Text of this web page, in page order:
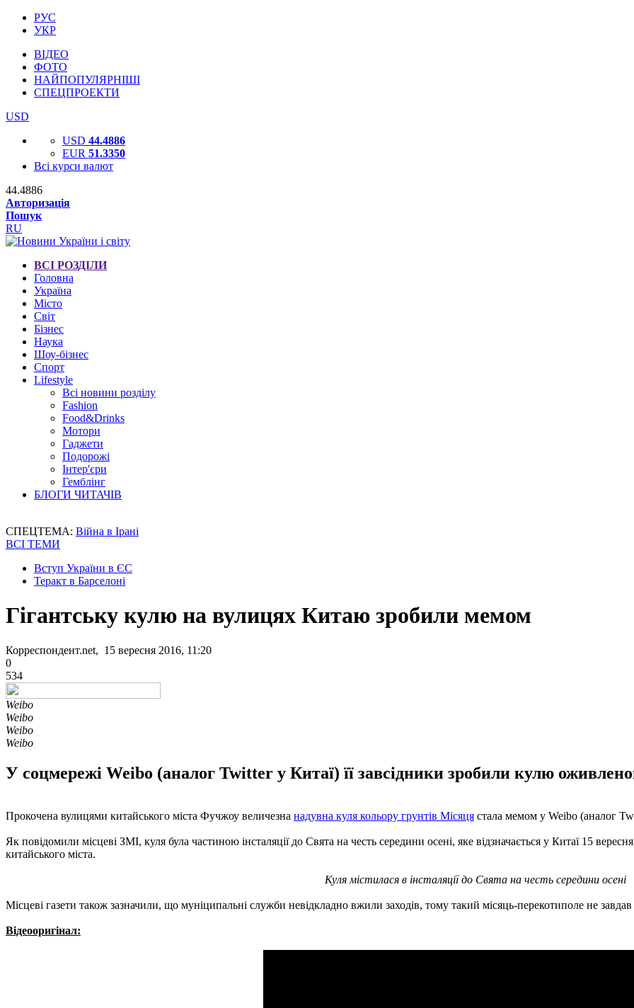
РУС
УКР
ВІДЕО
ФОТО
НАЙПОПУЛЯРНІШІ
СПЕЦПРОЕКТИ
USD
USD 44.4886
EUR 51.3350
Всі курси валют
44.4886
Авторизація
Пошук
RU
ВСІ РОЗДІЛИ
Головна
Україна
Місто
Світ
Бізнес
Наука
Шоу-бізнес
Спорт
Lifestyle
Всі новини розділу
Fashion
Food&Drinks
Мотори
Гаджети
Подорожі
Інтер'єри
Гемблінг
БЛОГИ ЧИТАЧІВ
СПЕЦТЕМА: Війна в Ірані
ВСІ ТЕМИ
Вступ України в ЄС
Теракт в Барселоні
Гігантську кулю на вулицях Китаю зробили мемом
Корреспондент.net, 15 вересня 2016, 11:20
0
534
Weibo
Weibo
Weibo
Weibo
У соцмережі Weibo (аналог Twitter у Китаї) її завсідники зробили кулю
Прокочена вулицями китайського міста Фучжоу величезна надувна куля кольору грунтів Місяця стала мемом у Weibo (аналог
Як повідомили місцеві ЗМІ, куля була частиною інсталяції до Свята на честь середини осені, яке відзначається у Китаї 15
китайського міста.
Куля містилася в інсталяції до Свята на честь середини осені
Місцеві газети також зазначили, що муніципальні служби невідкладно вжили заходів, тому такий місяць-перекотиполе не
Відеооригінал: